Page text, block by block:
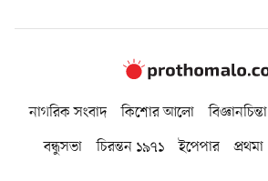
নাগরিক সংবাদ কিশোর আলো বিজ্ঞানচিন্তা
বন্ধুসভা
চিরন্তন ১৯৭১ ইপেপার প্রথমা